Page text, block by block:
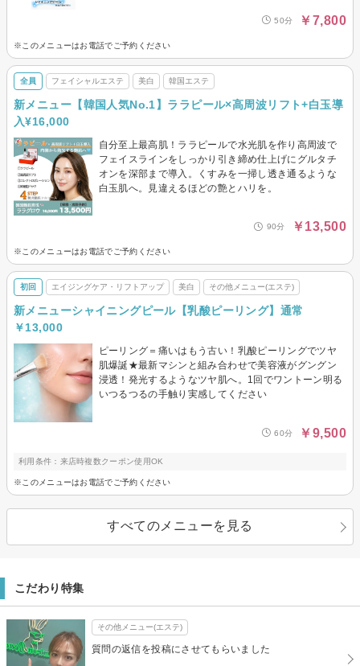
50分 ￥7,800
※このメニューはお電話でご予約ください
全員 フェイシャルエステ 美白 韓国エステ
新メニュー【韓国人気No.1】ララピール×高周波リフト+白玉導
入¥16,000
自分至上最高肌！ララピールで水光肌を作り高周波で
フェイスラインをしっかり引き締め仕上げにグルタチ
オンを深部まで導入。くすみを一掃し透き通るような
白玉肌へ。見違えるほどの艶とハリを。
90分 ￥13,500
※このメニューはお電話でご予約ください
初回 エイジングケア・リフトアップ 美白 その他メニュー(エステ)
新メニューシャイニングピール【乳酸ピーリング】通常
￥13,000
ピーリング＝痛いはもう古い！乳酸ピーリングでツヤ
肌爆誕★最新マシンと組み合わせで美容液がグングン
浸透！発光するようなツヤ肌へ。1回でワントーン明る
いつるつるの手触り実感してください
60分 ￥9,500
利用条件：来店時複数クーポン使用OK
※このメニューはお電話でご予約ください
すべてのメニューを見る
こだわり特集
その他メニュー(エステ)
質問の返信を投稿にさせてもらいました